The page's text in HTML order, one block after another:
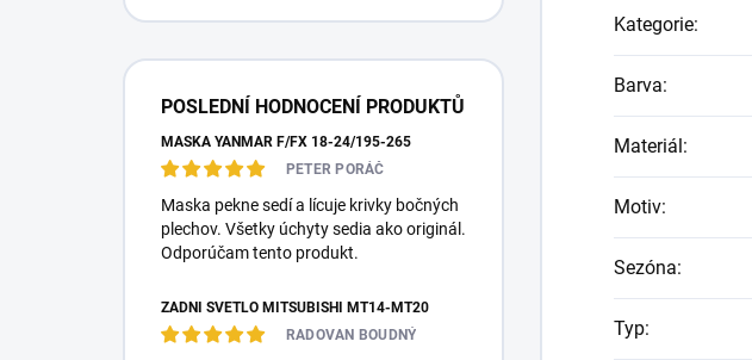
POSLEDNÍ HODNOCENÍ PRODUKTŮ
MASKA YANMAR F/FX 18-24/195-265
PETER PORÁČ
Maska pekne sedí a lícuje krivky bočných
plechov. Všetky úchyty sedia ako originál.
Odporúčam tento produkt.
ZADNÍ SVĚTLO MITSUBISHI MT14-MT20
RADOVAN BOUDNÝ
Kategorie:
Barva:
Materiál:
Motiv:
Sezóna:
Typ: